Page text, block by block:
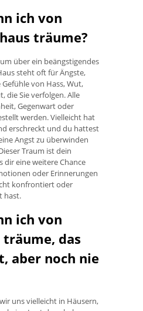
ich von
träume?
über ein beängstigendes
steht oft für Ängste,
von Hass, Wut,
die Sie verfolgen. Alle
Gegenwart oder
werden. Vielleicht hat
erschreckt und du hattest
Angst zu überwinden
Traum ist dein
dir eine weitere Chance
oder Erinnerungen
konfrontiert oder
hast.
ich von
das
aber noch nie
uns vielleicht in Häusern,